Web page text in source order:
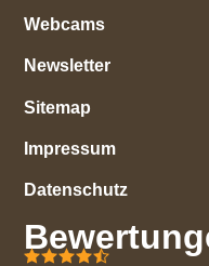
Webcams
Newsletter
Sitemap
Impressum
Datenschutz